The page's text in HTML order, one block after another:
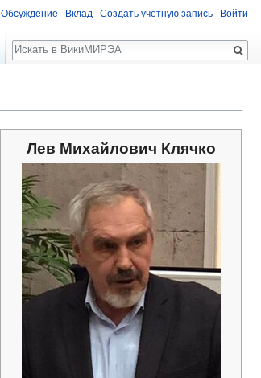
Лев Михайлович Клячко
Обсуждение Вклад Создать учётную запись Войти
Поиск